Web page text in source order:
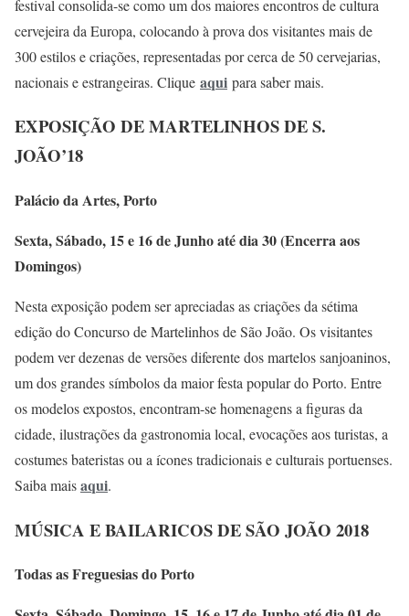
festival consolida-se como um dos maiores encontros de cultura
cervejeira da Europa, colocando à prova dos visitantes mais de
300 estilos e criações, representadas por cerca de 50 cervejarias,
nacionais e estrangeiras. Clique aqui para saber mais.
EXPOSIÇÃO DE MARTELINHOS DE S.
JOÃO’18
Palácio da Artes, Porto
Sexta, Sábado, 15 e 16 de Junho até dia 30 (Encerra aos
Domingos)
Nesta exposição podem ser apreciadas as criações da sétima
edição do Concurso de Martelinhos de São João. Os visitantes
podem ver dezenas de versões diferente dos martelos sanjoaninos,
um dos grandes símbolos da maior festa popular do Porto. Entre
os modelos expostos, encontram-se homenagens a figuras da
cidade, ilustrações da gastronomia local, evocações aos turistas, a
costumes bateristas ou a ícones tradicionais e culturais portuenses.
Saiba maisaqui.
MÚSICA E BAILARICOS DE SÃO JOÃO 2018
Todas as Freguesias do Porto